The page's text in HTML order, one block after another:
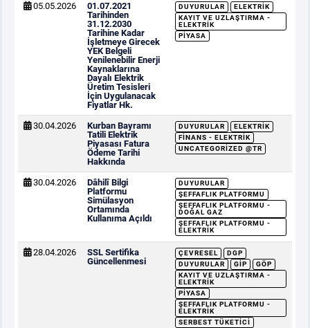
05.05.2026
01.07.2021
Tarihinden
31.12.2030
Tarihine Kadar
İşletmeye Girecek
YEK Belgeli
Yenilenebilir Enerji
Kaynaklarına
Dayalı Elektrik
Üretim Tesisleri
İçin Uygulanacak
Fiyatlar Hk.
DUYURULAR
ELEKTRIK
KAYIT VE UZLAŞTIRMA -
ELEKTRIK
PIYASA
30.04.2026
Kurban Bayramı
Tatili Elektrik
Piyasası Fatura
Ödeme Tarihi
Hakkında
DUYURULAR
ELEKTRIK
FINANS - ELEKTRIK
UNCATEGORIZED @TR
30.04.2026
Dâhilî Bilgi
Platformu
Simülasyon
Ortamında
Kullanıma Açıldı
DUYURULAR
ŞEFFAFLIK PLATFORMU
ŞEFFAFLIK PLATFORMU -
DOĞAL GAZ
ŞEFFAFLIK PLATFORMU -
ELEKTRIK
28.04.2026
SSL Sertifika
Güncellenmesi
ÇEVRESEL
DGP
DUYURULAR
GİP
GÖP
KAYIT VE UZLAŞTIRMA -
ELEKTRIK
PIYASA
ŞEFFAFLIK PLATFORMU -
ELEKTRIK
SERBEST TÜKETICI